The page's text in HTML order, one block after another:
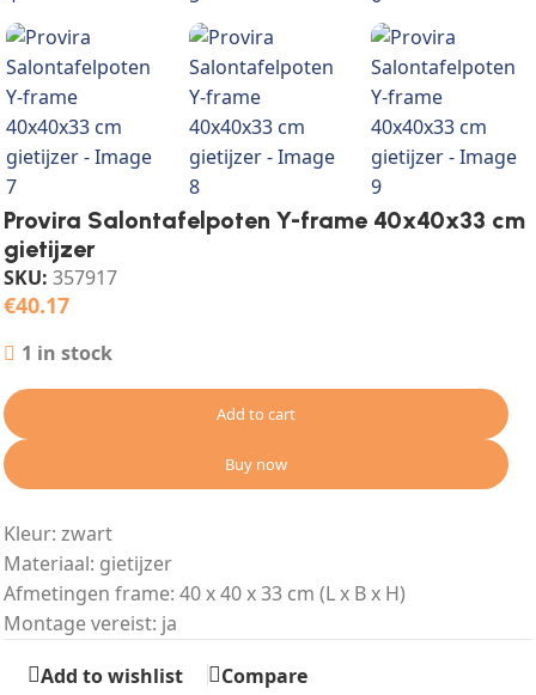
Provira Salontafelpoten Y-frame 40x40x33 cm
gietijzer
SKU: 357917
€40.17
1 in stock
Add to cart
Buy now
Kleur: zwart
Materiaal: gietijzer
Afmetingen frame: 40 x 40 x 33 cm (L x B x H)
Montage vereist: ja
Add to wishlist
Compare